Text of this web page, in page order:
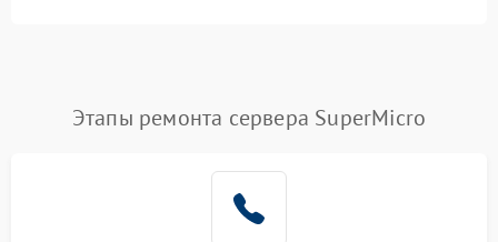
Этапы ремонта сервера SuperMicro